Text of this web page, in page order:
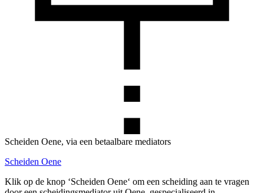
Scheiden Oene, via een betaalbare mediators
Scheiden Oene
Klik op de knop ‘Scheiden Oene‘ om een scheiding aan te vragen